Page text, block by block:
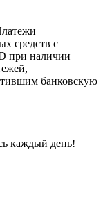
средств с
при наличии
банковскую
каждый день!